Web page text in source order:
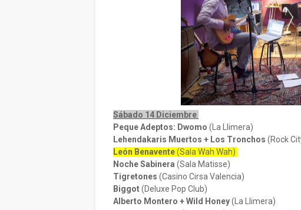
Sábado 14 Diciembre
Peque Adeptos: Dwomo (La Llimera)
Lehendakaris Muertos + Los Tronchos (Rock
León Benavente(Sala Wah Wah)
Noche Sabinera (Sala Matisse)
Tigretones (Casino Cirsa Valencia)
Biggot(Deluxe Pop Club)
Alberto Montero + Wild Honey(La Llimera)